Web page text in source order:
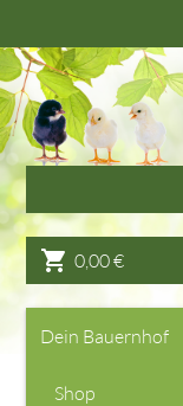
shopping_cart 0,00€
Dein Bauernhof
Shop